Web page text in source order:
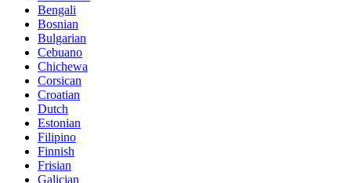
Bengali
Bosnian
Bulgarian
Cebuano
Chichewa
Corsican
Croatian
Dutch
Estonian
Filipino
Finnish
Frisian
Galician